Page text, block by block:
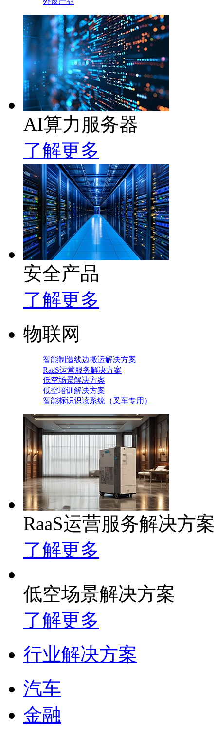
AI算力服务器
了解更多
安全产品
了解更多
物联网
智能制造线边搬运解决方案
RaaS运营服务解决方案
低空场景解决方案
低空培训解决方案
智能标识识读系统（叉车专用）
RaaS运营服务解决方案
了解更多
低空场景解决方案
了解更多
行业解决方案
汽车
金融